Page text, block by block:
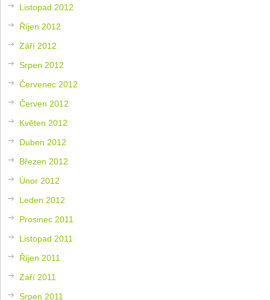
Listopad 2012
Říjen 2012
Září 2012
Srpen 2012
Červenec 2012
Červen 2012
Květen 2012
Duben 2012
Březen 2012
Únor 2012
Leden 2012
Prosinec 2011
Listopad 2011
Říjen 2011
Září 2011
Srpen 2011